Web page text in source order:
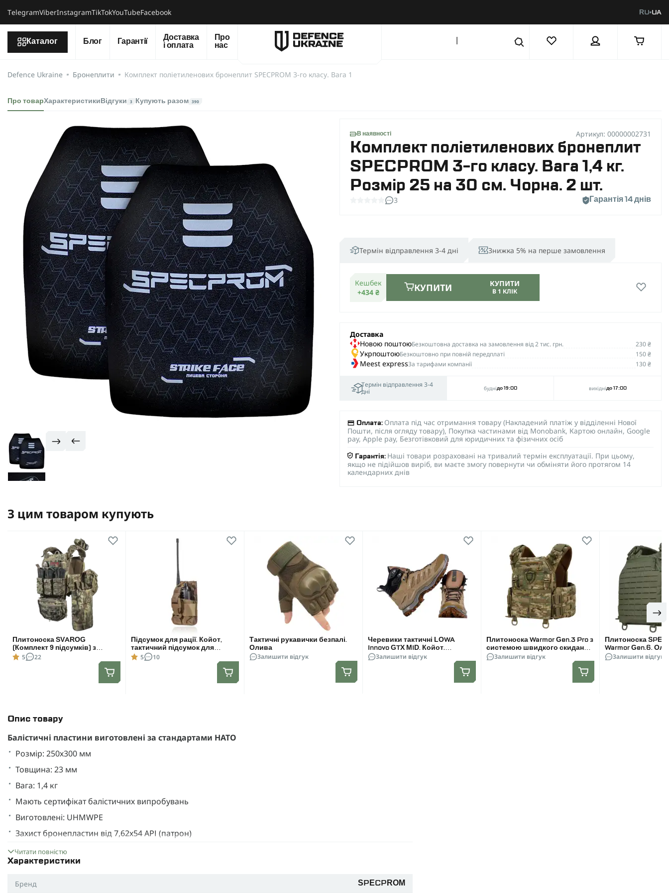
ТelegramViberInstagramTikTokYouTubeFacebook RU UA
Каталог Блог Гарантії
Доставка
і оплата
Про
нас
Defence Ukraine Бронеплити Комплект поліетиленових бронеплит SPECPROM 3-го класу. Вага 1
Про товарХарактеристики Відгуки 3 Купують разом 390
В наявності Артикул: 00000002731
Комплект поліетиленових бронеплит
SPECPROM 3-го класу. Вага 1,4 кг.
Розмір 25 на 30 см. Чорна. 2 шт.
3 Гарантія 14 днів
Термін відправлення 3-4 дні Знижка 5% на перше замовлення
Кешбек
+434 ₴
КУПИТИ КУПИТИ
В 1 КЛІК
Доставка
Новою поштоюБезкоштовна доставка на замовлення від 2 тис. грн. 230 ₴
УкрпоштоюБезкоштовно при повній передплаті 150 ₴
Meest expressЗа тарифами компанії 130 ₴
Термін відправлення 3-4
дні
буднідо 19:00 вихіднідо 17:00
Оплата: Оплата під час отримання товару (Накладений платіж у відділенні Нової
Пошти, після огляду товару), Покупка частинами від Monobank, Картою онлайн, Google
pay, Apple pay, Безготівковий для юридичних та фізичних осіб
Гарантія: Наші товари розраховані на тривалий термін експлуатації. При цьому,
якщо не підійшов виріб, ви маєте змогу повернути чи обміняти його протягом 14
календарних днів
Опис товару
Балістичні пластини виготовлені за стандартами НАТО
Розмір: 250х300 мм
Товщина: 23 мм
Вага: 1,4 кг
Мають сертифікат балістичних випробувань
Виготовлені: UHMWPE
Захист бронепластин від 7,62х54 АРІ (патрон)
Максимальний захист.
Легка і ергономічна.
3D-зігнута форма тіла.
Читати повністю
Характеристики
Бренд SPECPROM
З цим товаром купують
Плитоноска SVAROG
(Комплект 9 підсумків) з
системою швидкого скидання.
5 22
Підсумок для рації. Койот,
тактичний підсумок для
Motorola 4400/4800
5 10
Тактичні рукавички безпалі.
Олива
Залишити відгук
Черевики тактичні LOWA
Innovo GTX MID. Койот.
WATERPROOF
Залишити відгук
Плитоноска Warmor Gen.3 Pro з
системою швидкого скидання.
Molle. Колір Мультикам
Залишити відгук
Плитоноска
Warmor Gen.6.
Залишити відгук